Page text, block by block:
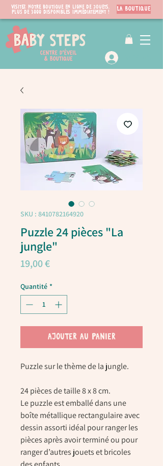
Visitez notre boutique en ligne de jouets.
PLUS de 3000 disponibles immédiatement !
LA BOUTIQUE
SKU : 8410782164920
Puzzle 24 pièces "La
jungle"
19,00 €Prix
Quantité *
AJOUTER AU PANIER
Puzzle sur le thème de la jungle.
24 pièces de taille 8 x 8 cm.
Le puzzle est emballé dans une
boîte métallique rectangulaire avec
dessin assorti idéal pour ranger les
pièces après avoir terminé ou pour
ranger d’autres jouets et bricoles